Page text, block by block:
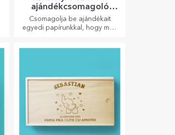
ajándékcsomagoló
papír
Csomagolja be ajándékait
egyedi papírunkkal, hogy még